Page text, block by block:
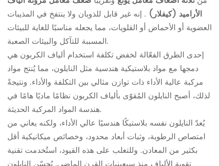
الأراميد (كيفلار) . إنه غير قابل للذوبان ولا ينتفخ في المذيبات
العضوية أو الأحماض أو القلويات، مما يجعله مناسبًا للغاية للبيئات
المسببة للتآكل والبيئات الصعبة.
إحدى الطرق الفعّالة لخفض تكلفة استخدام ألياف الكربون هي
دمجها مع مواد بلاستيكية هندسية مثل النايلون، مما يُنتج مواد
مركبة عالية الأداء ذات توازن مثالي بين التكلفة والأداء. ونتيجةً
لذلك، أصبح النايلون المُقوّى بألياف الكربون نظامًا ماديًا هامًا في
هندسة المواد المركبة الحديثة.
يُعدّ النايلون نفسه بلاستيكًا هندسيًا عالي الأداء، ولكنه يعاني من
امتصاص الرطوبة، وثبات أبعاد محدود، وخصائص ميكانيكية أقل
بكثير من المعادن. وللتغلب على هذه القيود، استُخدمت تقنية